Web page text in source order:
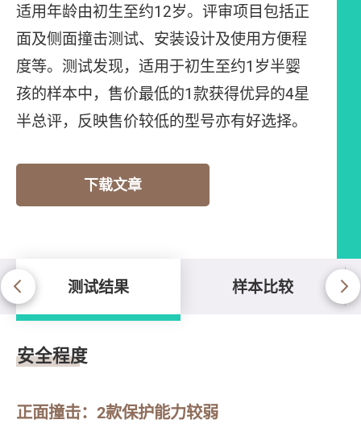
适用年龄由初生至约12岁。评审项目包括正
面及侧面撞击测试、安装设计及使用方便程
度等。测试发现，适用于初生至约1岁半婴
孩的样本中，售价最低的1款获得优异的4星
半总评，反映售价较低的型号亦有好选择。
下载文章
测试结果 样本比较
测试结果
安全程度
正面撞击：2款保护能力较弱